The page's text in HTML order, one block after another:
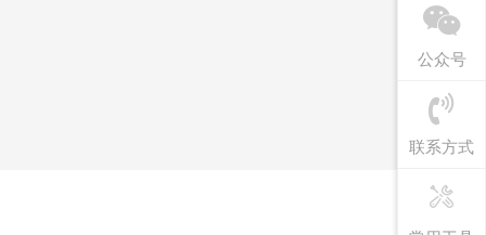
公众号
联系方式